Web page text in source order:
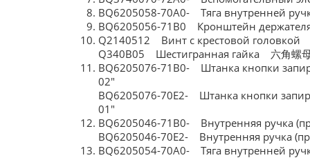
BQ6205058-70A0- Тяга внутренней
BQ6205056-71B0 Кронштейн
Q2140512 Винт с крестовой
Q340B05 Шестигранная гайка 六
BQ6205076-71B0- Штанка кнопки
02"
BQ6205076-70E2- Штанка кнопки
01"
BQ6205046-71B0- Внутренняя ручка
BQ6205046-70E2- Внутренняя ручка
BQ6205054-70A0- Тяга внутренней